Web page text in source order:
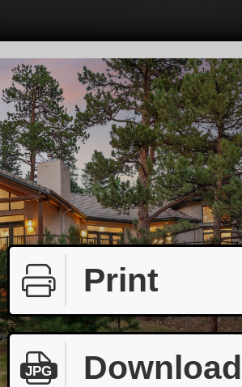
Print
JPG